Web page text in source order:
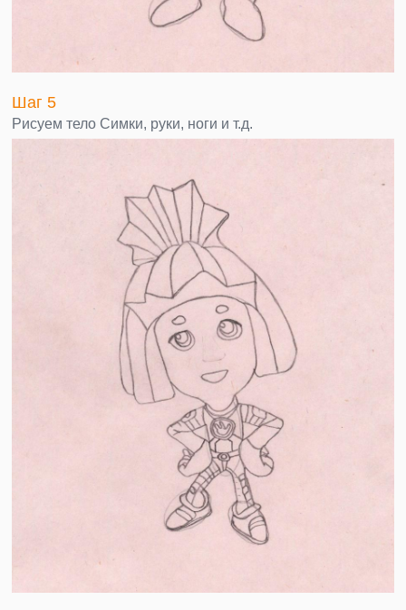
Шаг 5
Рисуем тело Симки, руки, ноги и т.д.